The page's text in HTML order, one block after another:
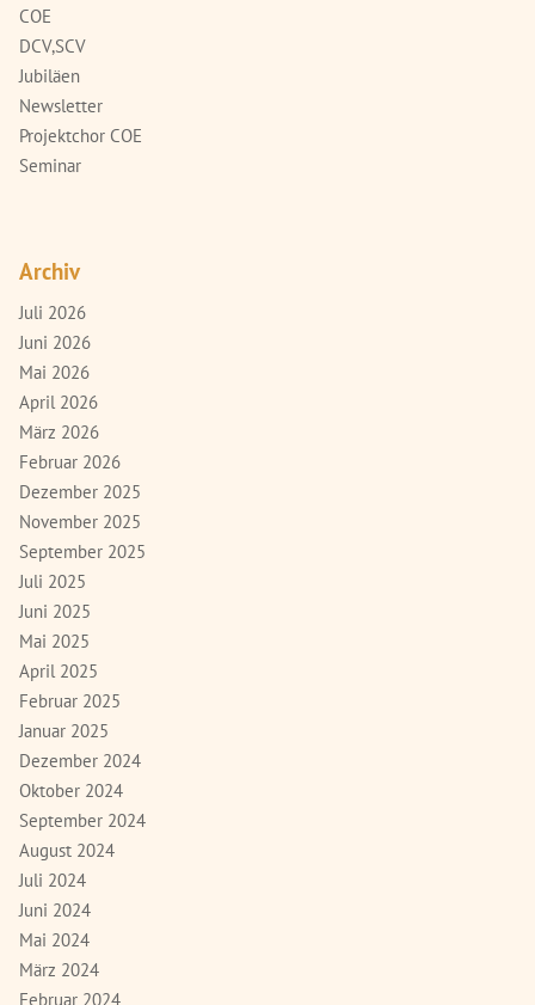
COE
DCV,SCV
Jubiläen
Newsletter
Projektchor COE
Seminar
Archiv
Juli 2026
Juni 2026
Mai 2026
April 2026
März 2026
Februar 2026
Dezember 2025
November 2025
September 2025
Juli 2025
Juni 2025
Mai 2025
April 2025
Februar 2025
Januar 2025
Dezember 2024
Oktober 2024
September 2024
August 2024
Juli 2024
Juni 2024
Mai 2024
März 2024
Februar 2024